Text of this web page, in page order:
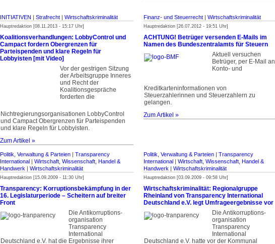
INITIATIVEN | Strafrecht | Wirtschaftskriminalität
Hauptredaktion [08.11.2013 - 15:17 Uhr]
Koalitionsverhandlungen: LobbyControl und
Campact fordern Obergrenzen für
Parteispenden und klare Regeln für
Lobbyisten [mit Video]
Vor der gestrigen Sitzung
der Arbeitsgruppe Inneres
und Recht der
Koalitionsgespräche
forderten die
Nichtregierungsorganisationen LobbyControl
und Campact Obergrenzen für Parteispenden
und klare Regeln für Lobbyisten.
Zum Artikel »
Finanz- und Steuerrecht | Wirtschaftskriminalität
Hauptredaktion [26.07.2012 - 19:51 Uhr]
ACHTUNG! Betrüger versenden E-Mails im
Namen des Bundeszentralamts für Steuern
Aktuell versuchen
Betrüger, per E-Mail an
Konto- und
Kreditkarteninformationen von
Steuerzahlerinnen und Steuerzahlern zu
gelangen.
Zum Artikel »
Politik, Verwaltung & Parteien | Transparency
International | Wirtschaft, Wissenschaft, Handel &
Handwerk | Wirtschaftskriminalität
Hauptredaktion [15.09.2009 - 11:30 Uhr]
Transparency: Korruptionsbekämpfung in der
16. Legislaturperiode – Scheitern auf breiter
Front
Die Antikorruptions­
organisation
Transparency
International
Deutschland e.V. hat die Ergebnisse ihrer
Politik, Verwaltung & Parteien | Transparency
International | Wirtschaft, Wissenschaft, Handel &
Handwerk | Wirtschaftskriminalität
Hauptredaktion [03.09.2009 - 09:58 Uhr]
Wirtschaftskriminalität: Regionalgruppe
Rheinland von Transparency International
Deutschland e.V. legt Umfrageergebnisse vor
Die Antikorrup­tions­
organisation
Transparency
International
Deutschland e.V. hatte vor der Kommunal